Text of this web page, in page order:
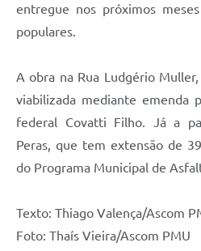
entregue nos próximos
populares.
A obra na Rua Ludgério
viabilizada mediante emenda
federal Covatti Filho. Já a
Peras, que tem extensão de
do Programa Municipal de
Texto: Thiago Valença/Ascom
Foto: Thaís Vieira/Ascom PMU